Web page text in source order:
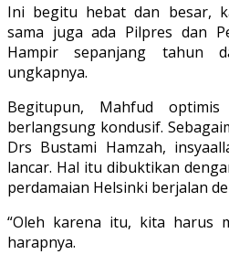
Ini begitu hebat dan besar,
sama juga ada Pilpres dan
Hampir sepanjang tahun
ungkapnya.
Begitupun, Mahfud
berlangsung kondusif.
Drs Bustami Hamzah,
lancar. Hal itu dibuktikan
perdamaian Helsinki berjalan
“Oleh karena itu, kita harus
harapnya.